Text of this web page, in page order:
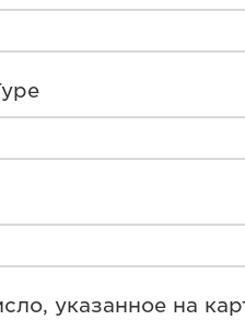
указанное на